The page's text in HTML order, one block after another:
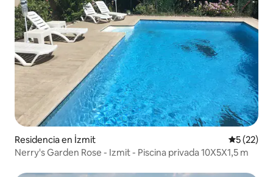
Residencia en İzmit
5 (22)
Nerry's Garden Rose - Izmit - Piscina privada 10X5X1,5 m